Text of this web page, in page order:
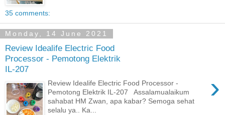
35 comments:
Monday, 14 June 2021
Review Idealife Electric Food
Processor - Pemotong Elektrik
IL-207
›
Review Idealife Electric Food Processor -
Pemotong Elektrik IL-207 Assalamualaikum
sahabat HM Zwan, apa kabar? Semoga sehat
selalu ya.. Ka...